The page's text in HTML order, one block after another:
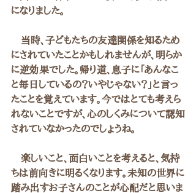
になりました。
当時、子どもたちの友達関係を知るため
にされていたことかもしれませんが、明らか
に逆効果でした。帰り道、息子に「あんなこ
と毎日しているの？いやじゃない？」と言っ
たことを覚えています。今ではとても考えら
れないことですが、心のしくみについて認知
されていなかったのでしょうね。
楽しいこと、面白いことを考えると、気持
ちは前向きに明るくなります。未知の世界に
踏み出すお子さんのことが心配だと思いま